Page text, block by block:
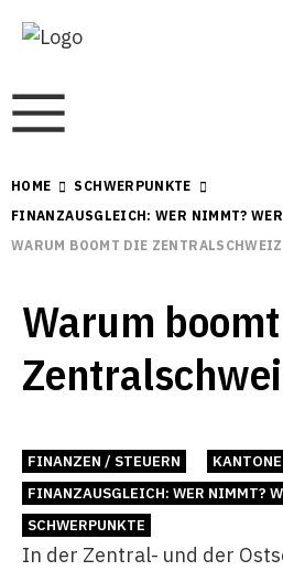
HOME
SCHWERPUNKTE
FINANZAUSGLEICH: WER NIMMT?
WARUM BOOMT DIE
Warum
FINANZEN / STEUERN KANTONE
FINANZAUSGLEICH: WER NIMMT?
SCHWERPUNKTE
In der Zentral- und der